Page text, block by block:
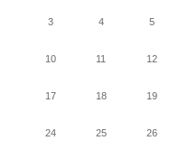
3 4 5
10 11 12
17 18 19
24 25 26